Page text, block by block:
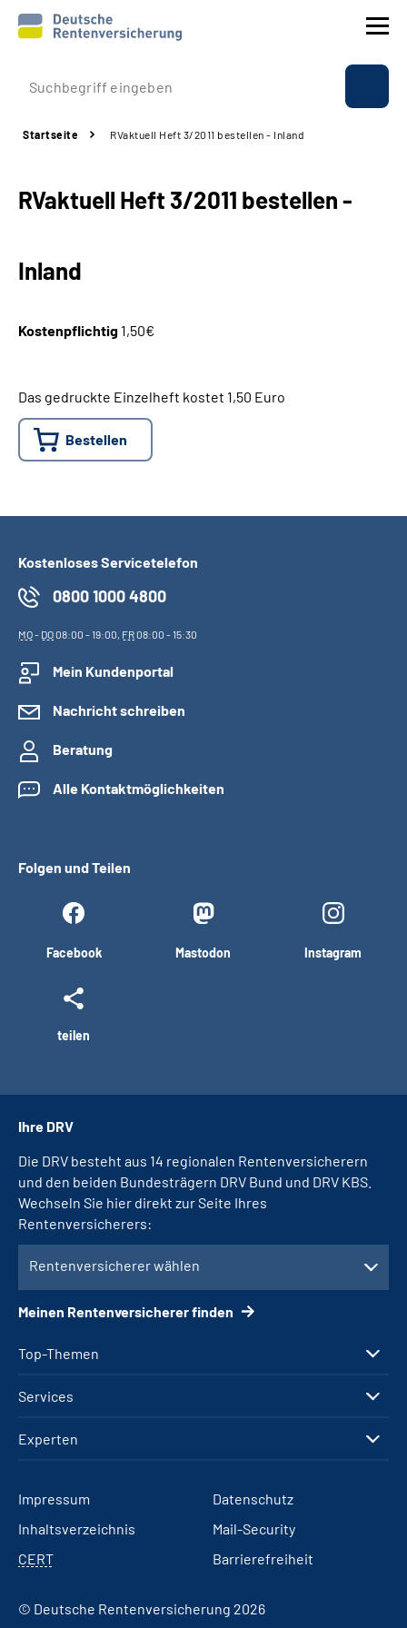
Prävention
Rente
Online-Services
Suche
Leichte Sprache
Mein Kundenportal
Startseite RVaktuell Heft 3/2011 bestellen - Inland
RVaktuell Heft 3/2011 bestellen -
Inland
Kostenpflichtig 1,50€
Das gedruckte Einzelheft kostet 1,50 Euro
Bestellen
Kostenloses Servicetelefon
0800 1000 4800
MO- DO08:00 - 19:00, FR08:00 - 15:30
Mein Kundenportal
Nachricht schreiben
Beratung
Alle Kontaktmöglichkeiten
Folgen und Teilen
Facebook Mastodon Instagram
teilen
Top-Themen
Services
Experten
Ihre DRV
Die DRV besteht aus 14 regionalen Rentenversicherern
und den beiden Bundesträgern DRV Bund und DRV KBS.
Wechseln Sie hier direkt zur Seite Ihres
Rentenversicherers:
Rentenversicherer wählen
Meinen Rentenversicherer finden
Impressum
Datenschutz
Inhaltsverzeichnis
Mail-Security
CERT
Barrierefreiheit
© Deutsche Rentenversicherung 2026